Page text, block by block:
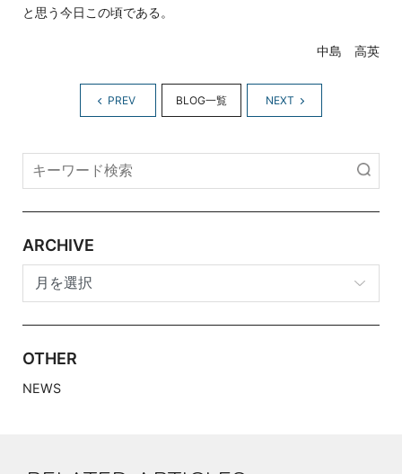
と思う今日この頃である。
中島 高英
PREV BLOG一覧 NEXT
ARCHIVE
OTHER
NEWS